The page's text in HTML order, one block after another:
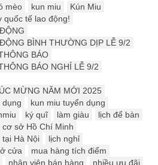
mèo
kun miu
Kún Miu
quốc tế lao động!
BÌNH THƯỜNG DỊP LỄ 9/2
BÁO
BÁO NGHỈ LỄ 9/2
MỪNG NĂM MỚI 2025
dụng
kun miu tuyển dụng
ký quĩ làm giàu
lịch để bàn
sở Hồ Chí Minh
Hà Nội
lịch nghỉ
cửa
mua hàng tích điểm
nhân viên bán hàng nhiều ưu đãi